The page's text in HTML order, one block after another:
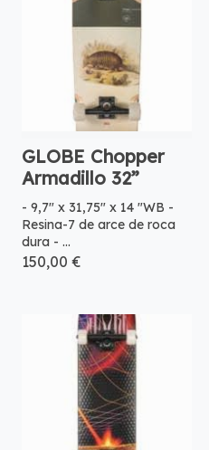
GLOBE Chopper
Armadillo 32”
- 9,7" x 31,75" x 14 "WB -
Resina-7 de arce de roca
dura - ...
150,00 €